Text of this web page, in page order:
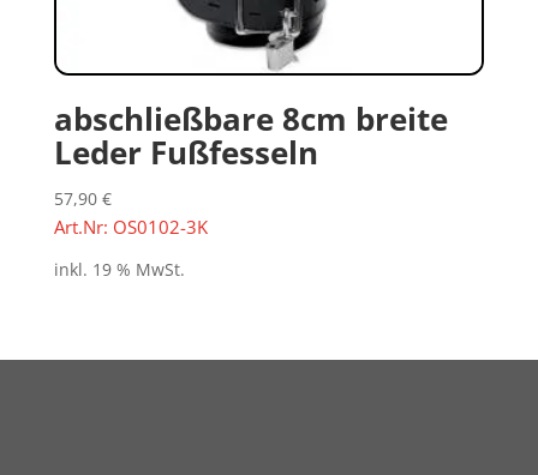
abschließbare 8cm breite
Leder Fußfesseln
57,90 €
Art.Nr: OS0102-3K
inkl. 19 % MwSt.